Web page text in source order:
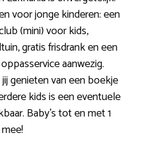
voor jonge kinderen: een
(mini) voor kids,
gratis frisdrank en een
aanwezig.
genieten van een boekje
kids is een eventuele
Baby’s tot en met 1